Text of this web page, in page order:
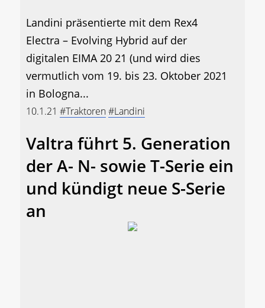
Landini präsentierte mit dem Rex4
Electra – Evolving Hybrid auf der
digitalen EIMA 20 21 (und wird dies
vermutlich vom 19. bis 23. Oktober 2021
in Bologna...
10.1.21 #Traktoren#Landini
Valtra führt 5. Generation
der A- N- sowie T-Serie ein
und kündigt neue S-Serie
an